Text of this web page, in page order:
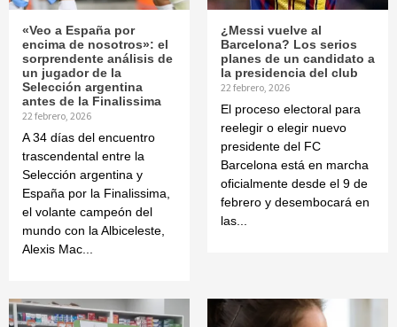
«Veo a España por
encima de nosotros»: el
sorprendente análisis de
un jugador de la
Selección argentina
antes de la Finalissima
22 febrero, 2026
A 34 días del encuentro
trascendental entre la
Selección argentina y
España por la Finalissima,
el volante campeón del
mundo con la Albiceleste,
Alexis Mac...
¿Messi vuelve al
Barcelona? Los serios
planes de un candidato a
la presidencia del club
22 febrero, 2026
El proceso electoral para
reelegir o elegir nuevo
presidente del FC
Barcelona está en marcha
oficialmente desde el 9 de
febrero y desembocará en
las...